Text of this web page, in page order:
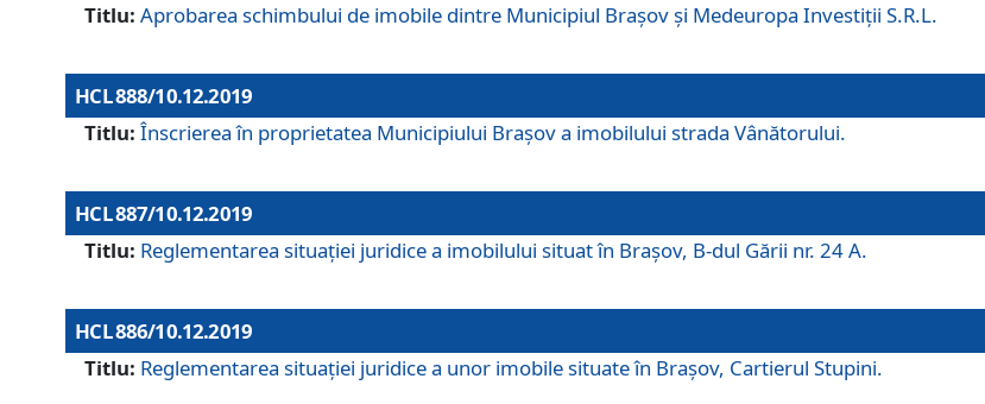
Titlu: Aprobarea schimbului de imobile dintre Municipiul Brașov și Medeuropa Investiții S.R.L.
HCL 888/10.12.2019
Titlu: Înscrierea în proprietatea Municipiului Braşov a imobilului strada Vânătorului.
HCL 887/10.12.2019
Titlu: Reglementarea situației juridice a imobilului situat în Brașov, B-dul Gării nr. 24 A.
HCL 886/10.12.2019
Titlu: Reglementarea situaţiei juridice a unor imobile situate în Braşov, Cartierul Stupini.